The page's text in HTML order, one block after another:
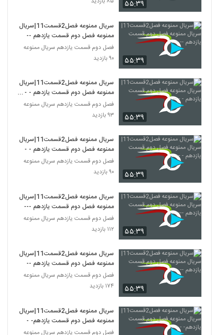
۵۵:۳۹
۵۵:۳۹
سریال ممنوعه فصل2قسمت11|سریال
ممنوعه فصل دوم قسمت یازدهم -- -
فصل دوم قسمت یازدهم سریال ممنوعه
۹۰ بازدید
۵۵:۳۹
سریال ممنوعه فصل2قسمت11|سریال
ممنوعه فصل دوم قسمت یازدهم - - -
-
فصل دوم قسمت یازدهم سریال ممنوعه
۹۳ بازدید
۵۵:۳۹
سریال ممنوعه فصل2قسمت11|سریال
ممنوعه فصل دوم قسمت یازدهم - --
فصل دوم قسمت یازدهم سریال ممنوعه
۹۰ بازدید
۵۵:۳۹
سریال ممنوعه فصل2قسمت11|سریال
ممنوعه فصل دوم قسمت یازدهم ---
فصل دوم قسمت یازدهم سریال ممنوعه
۱۱۲ بازدید
۵۵:۳۹
سریال ممنوعه فصل2قسمت11|سریال
ممنوعه فصل دوم قسمت یازدهم --
فصل دوم قسمت یازدهم سریال ممنوعه
۱۷۴ بازدید
سریال ممنوعه فصل2قسمت11|سریال
ممنوعه فصل دوم قسمت یازدهم- - -
فصل دوم قسمت یازدهم سریال ممنوعه